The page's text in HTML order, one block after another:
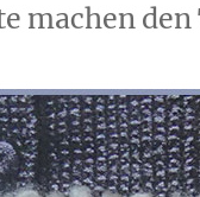
machen den